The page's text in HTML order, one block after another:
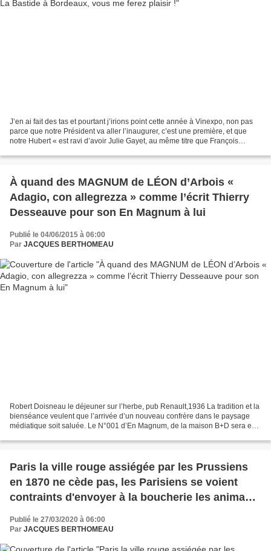
J’en ai fait des tas et pourtant j’irions point cette année à Vinexpo, non pas
parce que notre Président va aller l’inaugurer, c’est une première, et que
notre Hubert « est ravi d’avoir Julie Gayet, au même titre que François
À quand des MAGNUM de LÉON d’Arbois «
Adagio, con allegrezza » comme l’écrit Thierry
Desseauve pour son En Magnum à lui
Publié le 04/06/2015 à 06:00
Par JACQUES BERTHOMEAU
Robert Doisneau le déjeuner sur l’herbe, pub Renault,1936 La tradition et la
bienséance veulent que l’arrivée d’un nouveau confrère dans le paysage
médiatique soit saluée. Le N°001 d’En Magnum, de la maison B+D sera en
Paris la ville rouge assiégée par les Prussiens
en 1870 ne cède pas, les Parisiens se voient
contraints d'envoyer à la boucherie les animaux
rats
Publié le 27/03/2020 à 06:00
Par JACQUES BERTHOMEAU